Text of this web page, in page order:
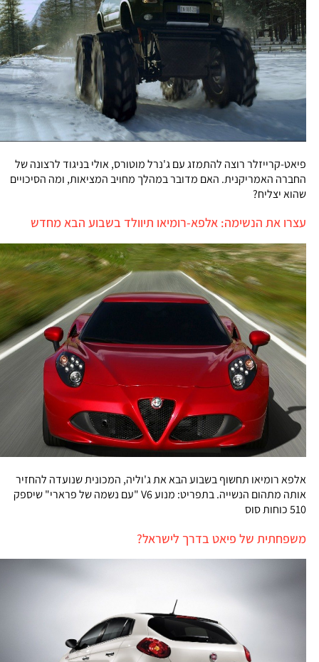
פיאט-קרייזלר רוצה להתמזג עם ג'נרל מוטורס, אולי בניגוד לרצונה של
החברה האמריקנית. האם מדובר במהלך מחויב המציאות, ומה הסיכויים
שהוא יצליח?
עצרו את הנשימה: אלפא-רומיאו תיוולד בשבוע הבא מחדש
אלפא רומיאו תחשוף בשבוע הבא את ג'וליה, המכונית שנועדה להחזיר
אותה מתהום הנשייה. בתפריט: מנוע V6 "עם נשמה של פרארי" שיספק
510 כוחות סוס
משפחתית של פיאט בדרך לישראל?